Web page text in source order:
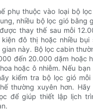
phụ thuộc vào loại bộ
nhiều bộ lọc gió bằng
thay thế sau mỗi
kiện đô thị hoặc nhiều
gian này. Bộ lọc cabin
đến 20.000 dặm hoặc
hoặc ô nhiễm. Nếu
kiểm tra bộ lọc gió
thường xuyên hơn.
để giúp thiết lập lịch